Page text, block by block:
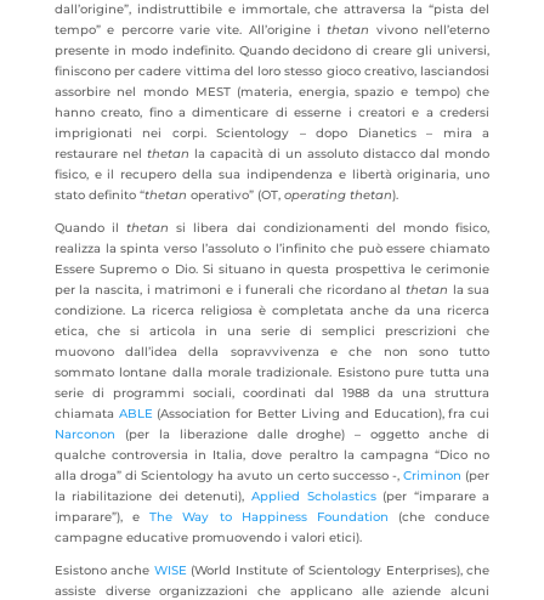
dall’origine”, indistruttibile e immortale, che attraversa la “pista del
tempo” e percorre varie vite. All’origine ithetan vivono nell’eterno
presente in modo indefinito. Quando decidono di creare gli universi,
finiscono per cadere vittima del loro stesso gioco creativo, lasciandosi
assorbire nel mondo MEST (materia, energia, spazio e tempo) che
hanno creato, fino a dimenticare di esserne i creatori e a credersi
imprigionati nei corpi. Scientology – dopo Dianetics – mira a
restaurare nel thetan la capacità di un assoluto distacco dal mondo
fisico, e il recupero della sua indipendenza e libertà originaria, uno
stato definito “thetan operativo” (OT, operating thetan).
Quando ilthetan si libera dai condizionamenti del mondo fisico,
realizza la spinta verso l’assoluto o l’infinito che può essere chiamato
Essere Supremo o Dio. Si situano in questa prospettiva le cerimonie
per la nascita, i matrimoni e i funerali che ricordano al thetan la sua
condizione. La ricerca religiosa è completata anche da una ricerca
etica, che si articola in una serie di semplici prescrizioni che
muovono dall’idea della sopravvivenza e che non sono tutto
sommato lontane dalla morale tradizionale. Esistono pure tutta una
serie di programmi sociali, coordinati dal 1988 da una struttura
chiamata ABLE (Association for Better Living and Education), fra cui
Narconon (per la liberazione dalle droghe) – oggetto anche di
qualche controversia in Italia, dove peraltro la campagna “Dico no
alla droga” di Scientology ha avuto un certo successo -,Criminon (per
la riabilitazione dei detenuti), Applied Scholastics(per “imparare a
imparare”), eThe Way to Happiness Foundation (che conduce
campagne educative promuovendo i valori etici).
Esistono anche WISE (World Institute of Scientology Enterprises), che
assiste diverse organizzazioni che applicano alle aziende alcuni